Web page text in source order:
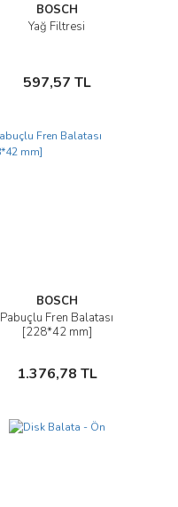
BOSCH
Yağ Filtresi
597,57 TL
İncele
Sepete Ekle
BOSCH
Pabuçlu Fren Balatası
[228*42 mm]
1.376,78 TL
İncele
Sepete Ekle